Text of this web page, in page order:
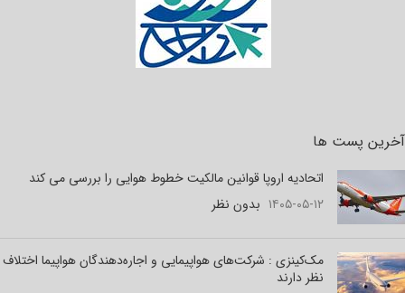
آخرین پست ها
اتحادیه اروپا قوانین مالکیت خطوط هوایی را بررسی می کند
۱۴۰۵-۰۵-۱۲ بدون نظر
مک‌کینزی : شرکت‌های هواپیمایی و اجاره‌دهندگان هواپیما اختلاف
نظر دارند